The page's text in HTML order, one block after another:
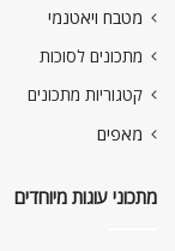
מטבח ויאטנמי
מתכונים לסוכות
קטגוריות מתכונים
מאפים
מתכוני עוגות מיוחדים